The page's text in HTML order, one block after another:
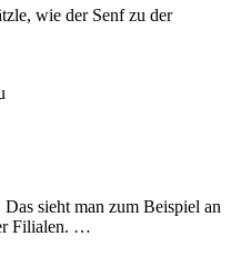
wie der Senf zu der
sieht man zum Beispiel an
Filialen. …